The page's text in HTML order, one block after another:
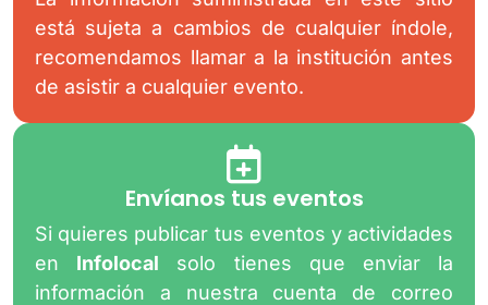
está sujeta a cambios de cualquier índole,
recomendamos llamar a la institución antes
de asistir a cualquier evento.
Envíanos tus eventos
Si quieres publicar tus eventos y actividades
en Infolocal solo tienes que enviar la
información a nuestra cuenta de correo